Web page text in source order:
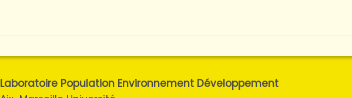
Laboratoire Population Environnement Développement